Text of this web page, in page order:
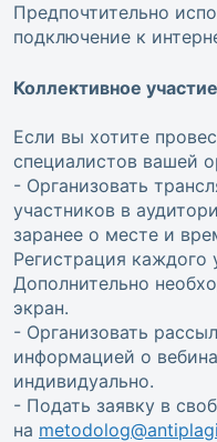
Предпочтительно
подключение к
Коллективное участие
Если вы хотите
специалистов вашей
- Организовать
участников в
заранее о месте и
Регистрация каждого
Дополнительно
экран.
- Организовать
информацией о
индивидуально.
- Подать заявку в
на